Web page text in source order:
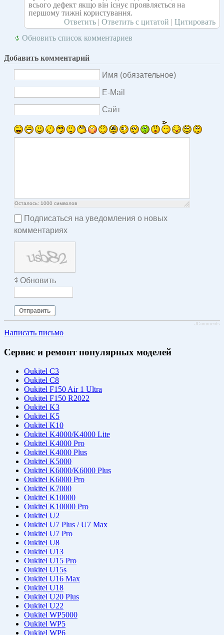
всього дефект якщо він існує проявляється на
першому тижні користування.
Ответить | Ответить с цитатой | Цитировать
Обновить список комментариев
Добавить комментарий
Имя (обязательное)
E-Mail
Сайт
Осталось: 1000 символов
Подписаться на уведомления о новых
комментариях
Обновить
Отправить
JComments
Написать письмо
Сервис и ремонт популярных моделей
Oukitel C3
Oukitel C8
Oukitel F150 Air 1 Ultra
Oukitel F150 R2022
Oukitel K3
Oukitel K5
Oukitel K10
Oukitel K4000/K4000 Lite
Oukitel K4000 Pro
Oukitel K4000 Plus
Oukitel K5000
Oukitel K6000/K6000 Plus
Oukitel K6000 Pro
Oukitel K7000
Oukitel K10000
Oukitel K10000 Pro
Oukitel U2
Oukitel U7 Plus / U7 Max
Oukitel U7 Pro
Oukitel U8
Oukitel U13
Oukitel U15 Pro
Oukitel U15s
Oukitel U16 Max
Oukitel U18
Oukitel U20 Plus
Oukitel U22
Oukitel WP5000
Oukitel WP5
Oukitel WP6